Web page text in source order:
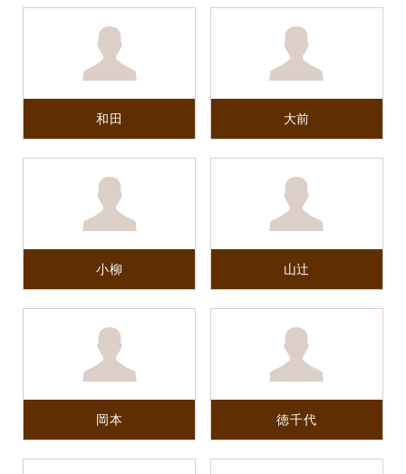
和田 大前
小柳 山辻
岡本 徳千代